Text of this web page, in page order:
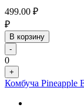
499.00 ₽
₽
В корзину
-
0
+
Комбуча Pineapple